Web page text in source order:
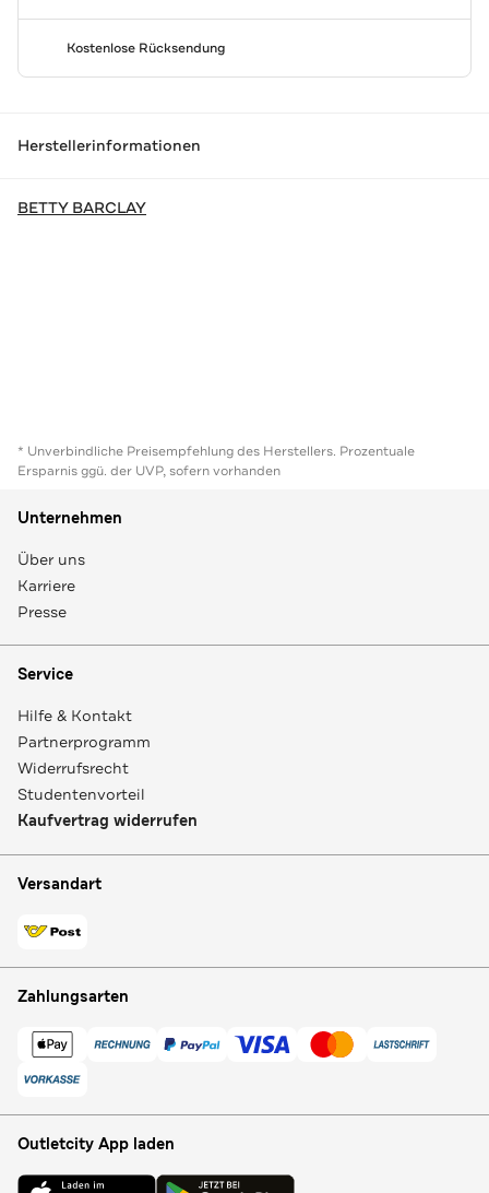
Kostenlose Rücksendung
Herstellerinformationen
BETTY BARCLAY
* Unverbindliche Preisempfehlung des Herstellers. Prozentuale
Ersparnis ggü. der UVP, sofern vorhanden
Unternehmen
Über uns
Karriere
Presse
Service
Hilfe & Kontakt
Partnerprogramm
Widerrufsrecht
Studentenvorteil
Kaufvertrag widerrufen
Versandart
Zahlungsarten
Outletcity App laden